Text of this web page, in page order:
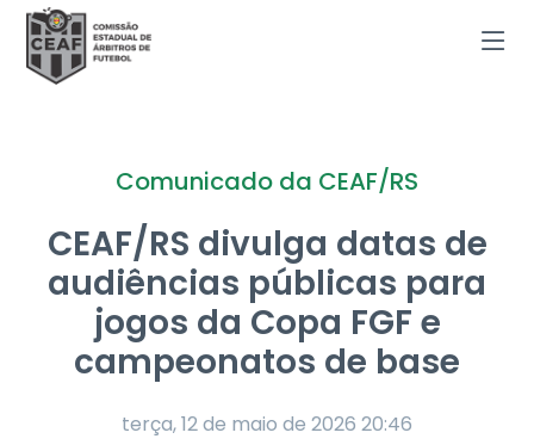
Comunicado da CEAF/RS
CEAF/RS divulga datas de
audiências públicas para
jogos da Copa FGF e
campeonatos de base
terça, 12 de maio de 2026 20:46